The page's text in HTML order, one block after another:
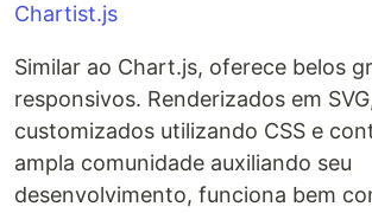
Chartist.js
Similar ao Chart.js, oferece belos
responsivos. Renderizados em
customizados utilizando CSS e
ampla comunidade auxiliando seu
desenvolvimento, funciona bem